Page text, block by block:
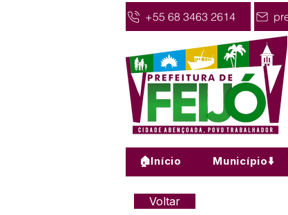
+55 68 3463 2614
🏠Início Município⬇️
Voltar